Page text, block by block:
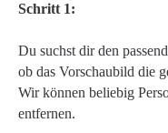
Schritt 1:
Du suchst dir den
ob das Vorschaubild die
Wir können beliebig
entfernen.